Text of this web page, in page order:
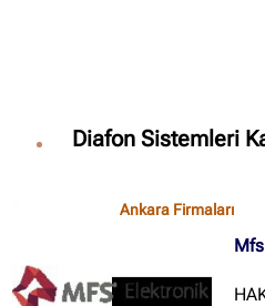
Diafon Sistemleri
Ankara Firmaları
İçerik